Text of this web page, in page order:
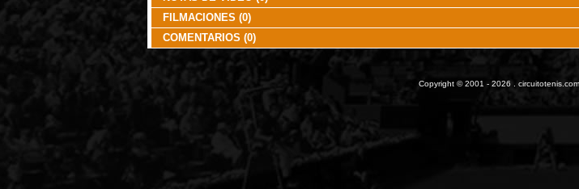
FILMACIONES (0)
COMENTARIOS (0)
Copyright © 2001 - 2026 .